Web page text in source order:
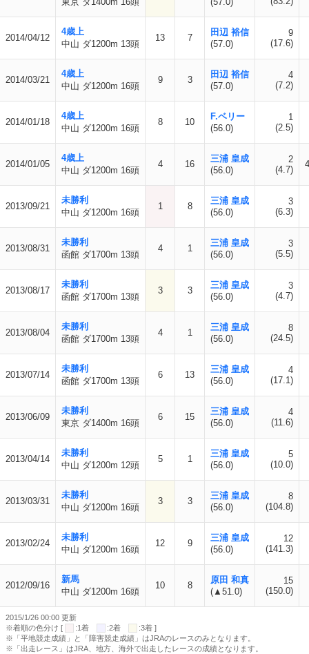
2014/04/12
4歳上
中山 ダ1200m 13頭
13 7
田辺 裕信
(57.0)
9
(17.6)
2014/03/21
4歳上
中山 ダ1200m 16頭
9 3
田辺 裕信
(57.0)
4
(7.2)
2014/01/18
4歳上
中山 ダ1200m 16頭
8 10
F.ベリー
(56.0)
1
(2.5)
2014/01/05
4歳上
中山 ダ1200m 16頭
4 16
三浦 皇成
(56.0)
2
(4.7)
2013/09/21
未勝利
中山 ダ1200m 16頭
1 8
三浦 皇成
(56.0)
3
(6.3)
2013/08/31
未勝利
函館 ダ1700m 13頭
4 1
三浦 皇成
(56.0)
3
(5.5)
2013/08/17
未勝利
函館 ダ1700m 13頭
3 3
三浦 皇成
(56.0)
3
(4.7)
2013/08/04
未勝利
函館 ダ1700m 13頭
4 1
三浦 皇成
(56.0)
8
(24.5)
2013/07/14
未勝利
函館 ダ1700m 13頭
6 13
三浦 皇成
(56.0)
4
(17.1)
2013/06/09
未勝利
東京 ダ1400m 16頭
6 15
三浦 皇成
(56.0)
4
(11.6)
2013/04/14
未勝利
中山 ダ1200m 12頭
5 1
三浦 皇成
(56.0)
5
(10.0)
2013/03/31
未勝利
中山 ダ1200m 16頭
3 3
三浦 皇成
(56.0)
8
(104.8)
2013/02/24
未勝利
中山 ダ1200m 16頭
12 9
三浦 皇成
(56.0)
12
(141.3)
2012/09/16
新馬
中山 ダ1200m 16頭
10 8
原田 和真
(▲51.0)
15
(150.0)
2015/1/26 00:00 更新
※着順の色分け [
:1着 :2着
:3着 ]
※「平地競走成績」と「障害競走成績」はJRAのレースのみとなります。
※「出走レース」はJRA、地方、海外で出走したレースの成績となります。